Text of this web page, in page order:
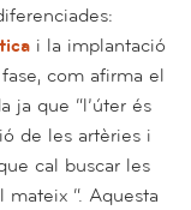
i la implantació
com afirma el
ja que “l’úter és
de les artèries i
cal buscar les
“. Aquesta